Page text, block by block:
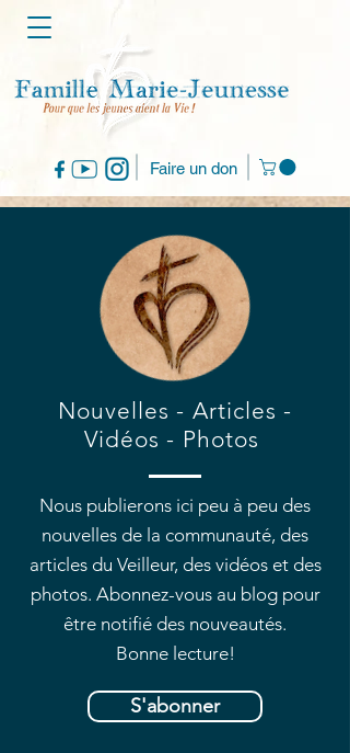
Faire un don
Nouvelles - Articles -
Vidéos - Photos
Nous publierons ici peu à peu des
nouvelles de la communauté, des
articles du Veilleur, des vidéos et des
photos. Abonnez-vous au blog pour
être notifié des nouveautés.
Bonne lecture!
S'abonner